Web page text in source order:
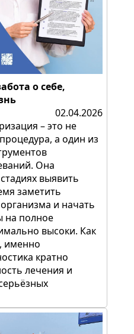
о себе,
02.04.2026
– это не
а один из
Она
выявить
заметить
и начать
на полное
высоки. Как
именно
кратно
лечения и